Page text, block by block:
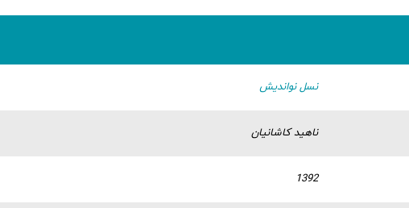
نسل نواندیش
ناهید کاشانیان
1392